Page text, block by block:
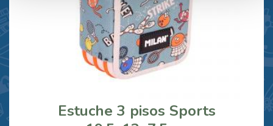
Estuche 3 pisos Sports